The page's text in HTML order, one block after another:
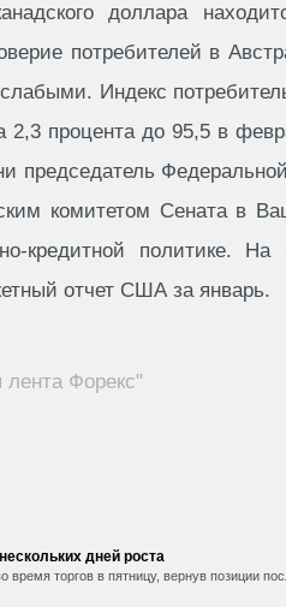
доллара
потребителей в
Индекс
2,3 процента до 95,5 в
председатель
комитетом Сената в
кредитной политике. На
отчет США за январь.
лента Форекс"
дней роста
торгов в пятницу, вернув позиции